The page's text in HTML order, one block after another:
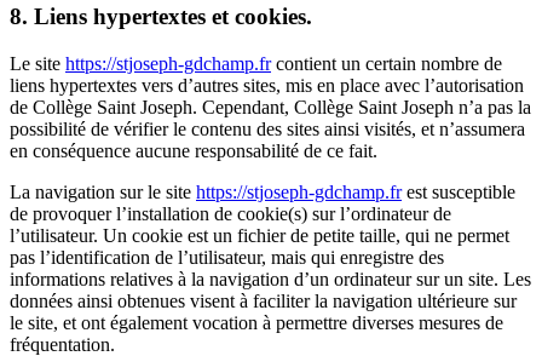
8. Liens hypertextes et cookies.
Le site https://stjoseph-gdchamp.frcontient un certain nombre de
liens hypertextes vers d’autres sites, mis en place avec l’autorisation
de Collège Saint Joseph. Cependant, Collège Saint Joseph n’a pas la
possibilité de vérifier le contenu des sites ainsi visités, et n’assumera
en conséquence aucune responsabilité de ce fait.
La navigation sur le site https://stjoseph-gdchamp.frest susceptible
de provoquer l’installation de cookie(s) sur l’ordinateur de
l’utilisateur. Un cookie est un fichier de petite taille, qui ne permet
pas l’identification de l’utilisateur, mais qui enregistre des
informations relatives à la navigation d’un ordinateur sur un site. Les
données ainsi obtenues visent à faciliter la navigation ultérieure sur
le site, et ont également vocation à permettre diverses mesures de
fréquentation.